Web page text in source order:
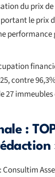
du prix
le prix
contre
27 immeubles
:
Consultim